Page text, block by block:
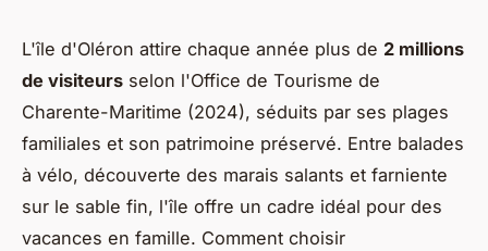
L'île d'Oléron attire chaque année plus de 2 millions
de visiteurs selon l'Office de Tourisme de
Charente-Maritime (2024), séduits par ses plages
familiales et son patrimoine préservé. Entre balades
à vélo, découverte des marais salants et farniente
sur le sable fin, l'île offre un cadre idéal pour des
vacances en famille. Comment choisir